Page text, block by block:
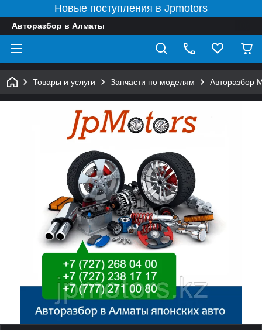
Новые поступления в Jpmotors
Авторазбор в Алматы
Товары и услуги Запчасти по моделям Авторазбор